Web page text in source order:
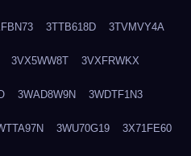
3TTB618D 3TVMVY4A
3VX5WW8T 3VXFRWKX
3WAD8W9N 3WDTF1N3
3WU70G19 3X71FE60